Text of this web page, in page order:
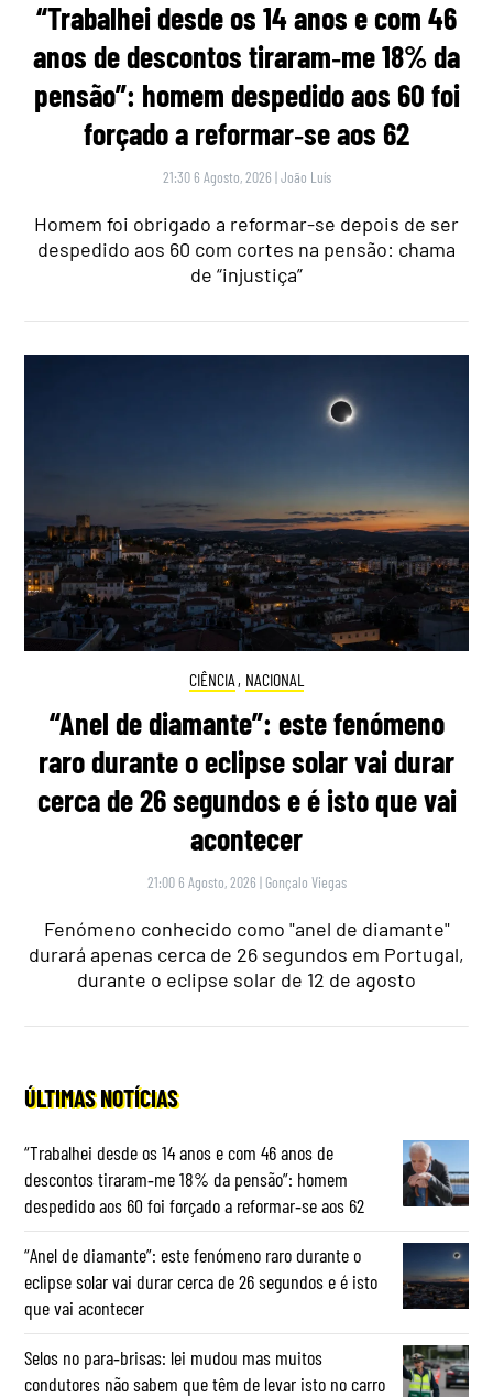
“Trabalhei desde os 14 anos e com 46
anos de descontos tiraram‑me 18% da
pensão”: homem despedido aos 60 foi
forçado a reformar‑se aos 62
21:30 6 Agosto, 2026 |João Luís
Homem foi obrigado a reformar-se depois de ser
despedido aos 60 com cortes na pensão: chama
de “injustiça”
CIÊNCIA , NACIONAL
“Anel de diamante”: este fenómeno
raro durante o eclipse solar vai durar
cerca de 26 segundos e é isto que vai
acontecer
21:00 6 Agosto, 2026 | Gonçalo Viegas
Fenómeno conhecido como "anel de diamante"
durará apenas cerca de 26 segundos em Portugal,
durante o eclipse solar de 12 de agosto
ÚLTIMAS NOTÍCIAS
“Trabalhei desde os 14 anos e com 46 anos de
descontos tiraram‑me 18% da pensão”: homem
despedido aos 60 foi forçado a reformar‑se aos 62
“Anel de diamante”: este fenómeno raro durante o
eclipse solar vai durar cerca de 26 segundos e é isto
que vai acontecer
Selos no para‑brisas: lei mudou mas muitos
condutores não sabem que têm de levar isto no carro